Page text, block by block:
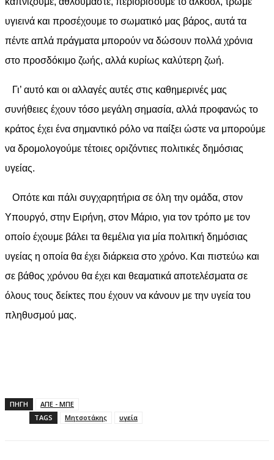
υγιεινά και προσέχουμε το σωματικό μας βάρος, αυτά τα
πέντε απλά πράγματα μπορούν να δώσουν πολλά χρόνια
στο προσδόκιμο ζωής, αλλά κυρίως καλύτερη ζωή.
Γι’ αυτό και οι αλλαγές αυτές στις καθημερινές μας
συνήθειες έχουν τόσο μεγάλη σημασία, αλλά προφανώς το
κράτος έχει ένα σημαντικό ρόλο να παίξει ώστε να μπορούμε
να δρομολογούμε τέτοιες οριζόντιες πολιτικές δημόσιας
υγείας.
Οπότε και πάλι συγχαρητήρια σε όλη την ομάδα, στον
Υπουργό, στην Ειρήνη, στον Μάριο, για τον τρόπο με τον
οποίο έχουμε βάλει τα θεμέλια για μία πολιτική δημόσιας
υγείας η οποία θα έχει διάρκεια στο χρόνο. Και πιστεύω και
σε βάθος χρόνου θα έχει και θεαματικά αποτελέσματα σε
όλους τους δείκτες που έχουν να κάνουν με την υγεία του
πληθυσμού μας.
ΠΗΓΗ
ΑΠΕ - ΜΠΕ
TAGS
Μητσοτάκης υγεία